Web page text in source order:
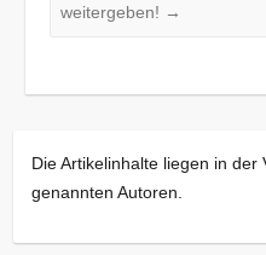
weitergeben! →
Die Artikelinhalte liegen in der
genannten Autoren.